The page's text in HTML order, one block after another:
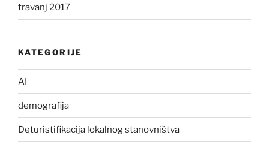
travanj 2017
KATEGORIJE
AI
demografija
Deturistifikacija lokalnog stanovništva